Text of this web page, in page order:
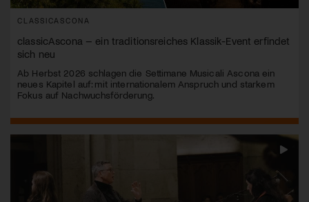
CLASSICASCONA
classicAscona – ein traditionsreiches Klassik-Event erfindet
sich neu
Ab Herbst 2026 schlagen die Settimane Musicali Ascona ein
neues Kapitel auf: mit internationalem Anspruch und starkem
Fokus auf Nachwuchsförderung.